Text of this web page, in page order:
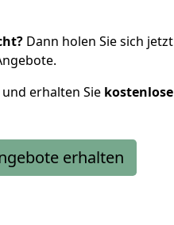
Dann holen Sie sich jetzt
erhalten Sie kostenlose
erhalten